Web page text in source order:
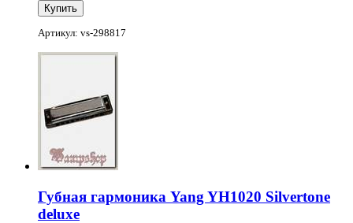
Артикул: vs-298817
Губная гармоника Yang YH1020 Silvertone
deluxe